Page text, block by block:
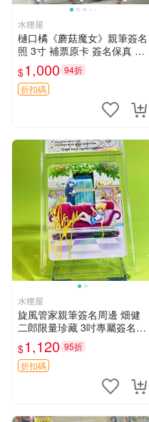
水狸屋
樋口橘《蘑菇魔女》親筆簽名
照 3寸 補票原卡 簽名保真 收
藏推薦 蘑菇魔女 樋口橘 照片
$1,000 94折
折扣碼
水狸屋
旋風管家親筆簽名周邊 畑健
二郎限量珍藏 3吋專屬簽名照
日本正版中古 正規卡磚附送
旋風管家 畑健二郎 簽名照
$1,120 95折
折扣碼